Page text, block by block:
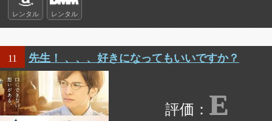
レンタル レンタル
11 先生！ 、、、好きになってもいいですか？
E